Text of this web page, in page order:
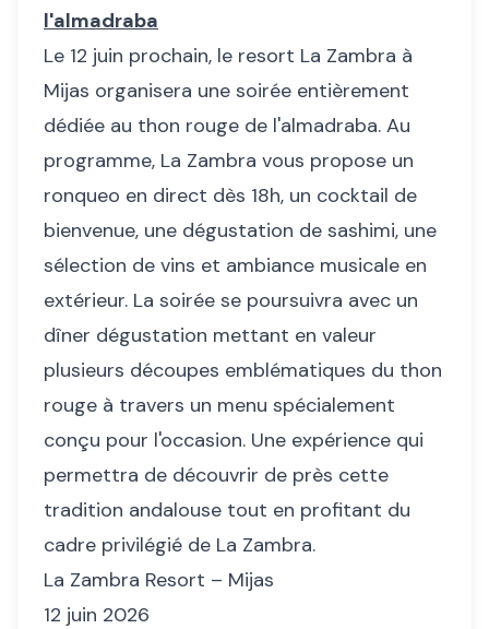
l'almadraba
Le 12 juin prochain, le resort La Zambra à
Mijas organisera une soirée entièrement
dédiée au thon rouge de l'almadraba. Au
programme, La Zambra vous propose un
ronqueo en direct dès 18h, un cocktail de
bienvenue, une dégustation de sashimi, une
sélection de vins et ambiance musicale en
extérieur. La soirée se poursuivra avec un
dîner dégustation mettant en valeur
plusieurs découpes emblématiques du thon
rouge à travers un menu spécialement
conçu pour l'occasion. Une expérience qui
permettra de découvrir de près cette
tradition andalouse tout en profitant du
cadre privilégié de La Zambra.
La Zambra Resort – Mijas
12 juin 2026